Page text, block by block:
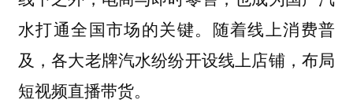
水打通全国市场的关键。随着线上消费普
及，各大老牌汽水纷纷开设线上店铺，布局
短视频直播带货。